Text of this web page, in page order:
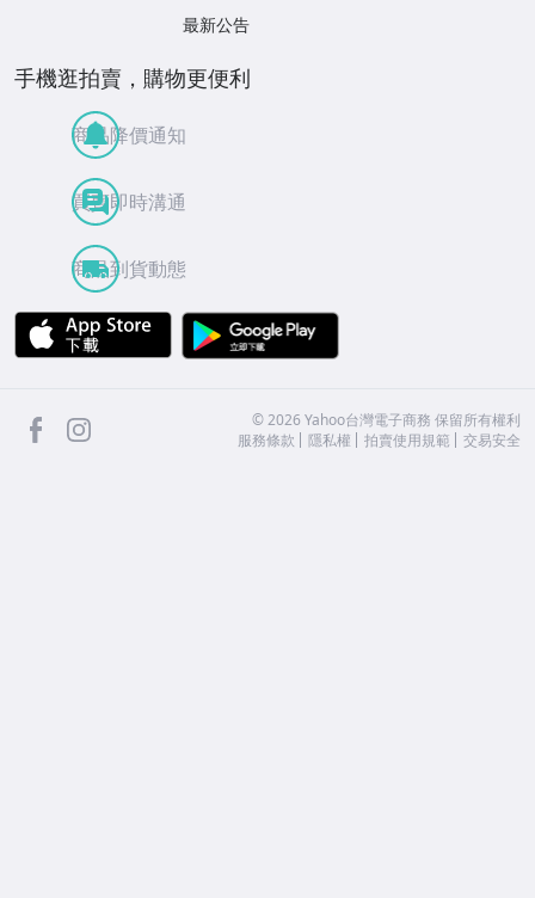
最新公告
手機逛拍賣，購物更便利
商品降價通知
買賣即時溝通
商品到貨動態
APP Store
facebook ©2026 Yahoo台灣電子商務 保留所有權利
服務條款
隱私權 拍賣使用規範 交易安全